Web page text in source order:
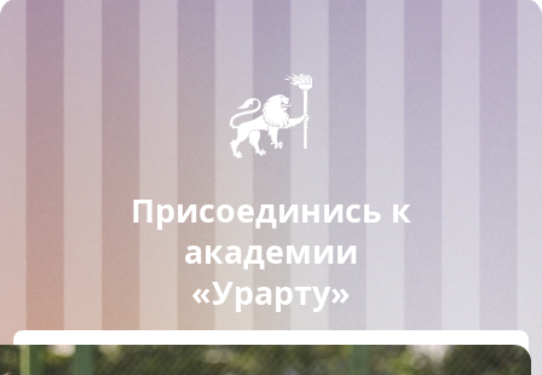
Присоединись к
академии
«Урарту»
ПРИСОЕДИНИТЬСЯ